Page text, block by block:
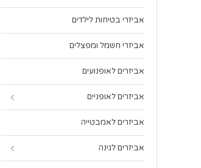
אביזרי בטיחות לילדים
אביזרי חשמל ומפצלים
אביזרים לאופנועים
אביזרים לאופניים
אביזרים לאמבטייה
אביזרים לגינה